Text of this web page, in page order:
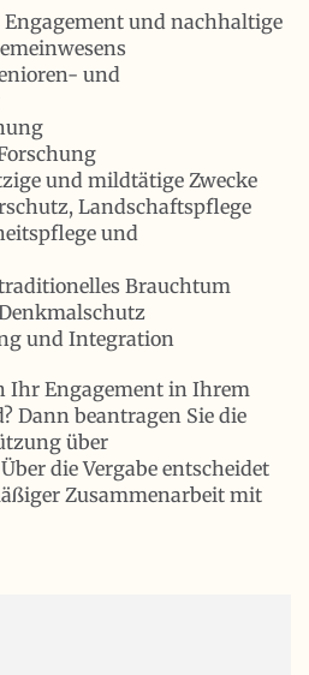
und nachhaltige
und
und mildtätige Zwecke
Landschaftspflege
und
Brauchtum
und Integration
Ihr Engagement in Ihrem
Dann beantragen Sie die
über
Über die Vergabe entscheidet
Zusammenarbeit mit